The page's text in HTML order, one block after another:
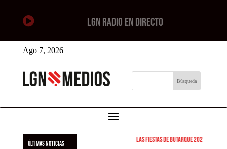
 LGN RADIO EN DIRECTO
Ago 7, 2026
ÚLTIMAS NOTICIAS Las Fiestas de Butarque 2026